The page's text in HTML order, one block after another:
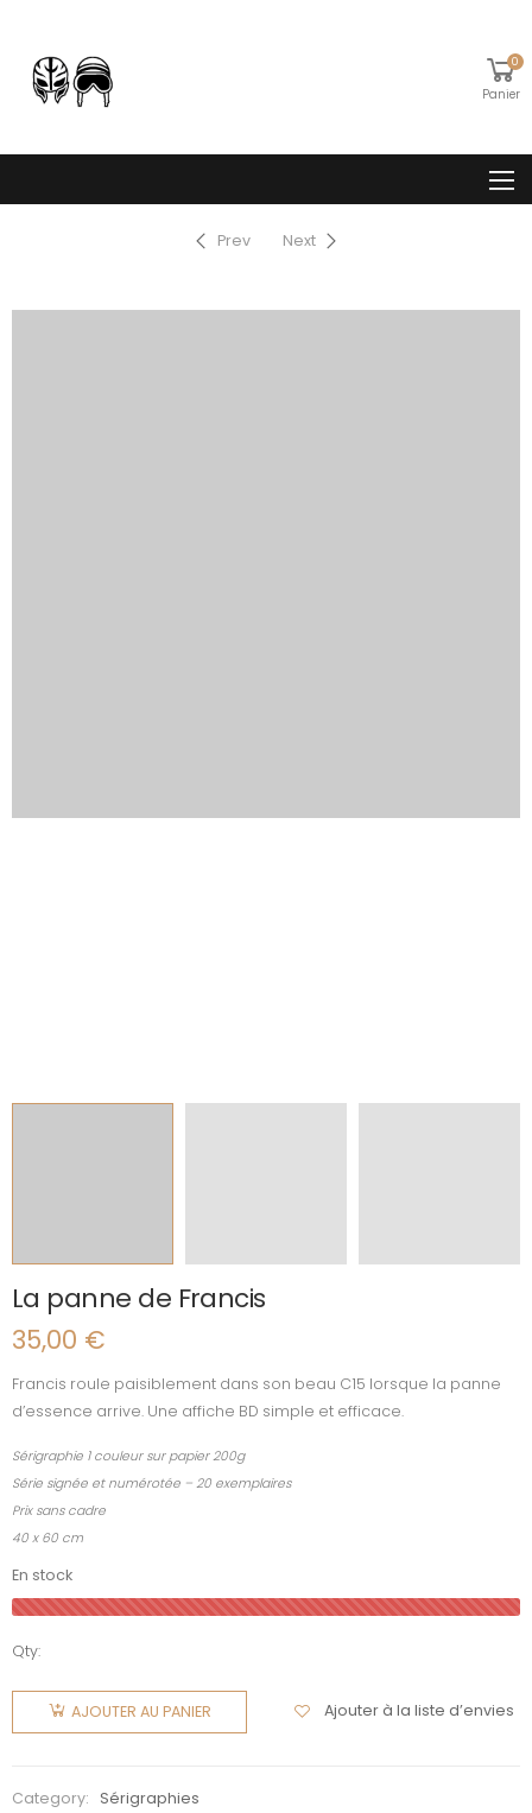
0
Panier
Prev Next
La panne de Francis
35,00 €
Francis roule paisiblement dans son beau C15 lorsque la panne
d’essence arrive. Une affiche BD simple et efficace.
Sérigraphie 1 couleur sur papier 200g
Série signée et numérotée – 20 exemplaires
Prix sans cadre
40 x 60 cm
En stock
Qty:
quantité
de La
panne de
AJOUTER AU PANIER Ajouter à la liste d’envies
Category:
Sérigraphies